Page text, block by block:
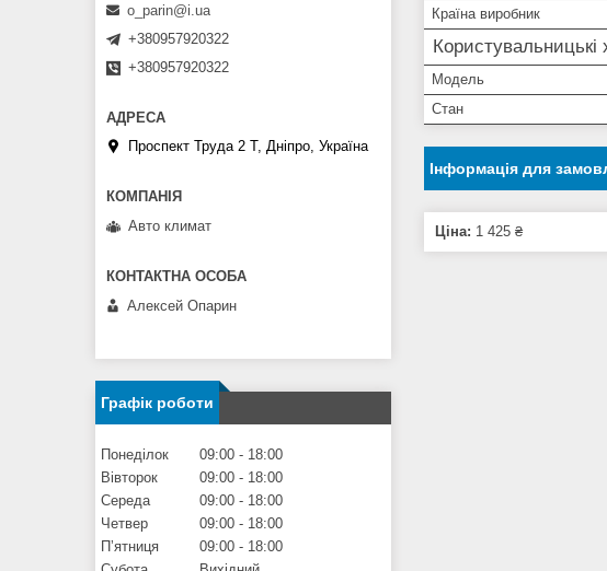
Країна виробник
Користувальницькі
Мoдель
Стан
Інформація для
Ціна: 1 425 ₴
o_parin@i.ua
+380957920322
+380957920322
Проспект Труда 2 Т, Дніпро, Україна
Авто климат
Алексей Опарин
Графік роботи
Понеділок 09:00
18:00
Вівторок
09:00
18:00
Середа
09:00
18:00
Четвер
09:00
18:00
Пʼятниця
09:00
18:00